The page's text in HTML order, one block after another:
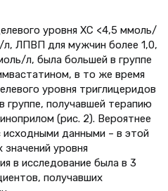
уровня ХС <4,5 ммоль/
ЛПВП для мужчин более 1,0,
л, была большей в группе
в то же время
уровня триглицеридов
группе, получавшей терапию
(рис. 2). Вероятнее
исходными данными – в этой
значений уровня
в исследование была в 3
получавших